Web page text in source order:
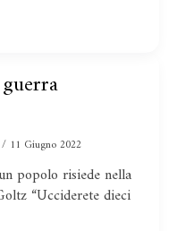
/ 11 Giugno 2022
popolo risiede nella
“Ucciderete dieci